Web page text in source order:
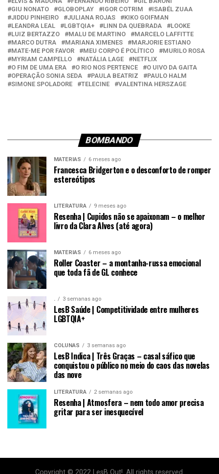
GIU NONATO
GLOBOPLAY IGOR COTRIM
ISABÉL ZUAA
JIDDU PINHEIRO
JULIANA ROJAS
KIKO GOIFMAN
LEANDRA LEAL
LGBTQIA+ LINN DA QUEBRADA
LOOKE
LUIZ BERTAZZO
MALU DE MARTINO
MARCELO LAFFITTE
MARCO DUTRA
MARIANA XIMENES
MARJORIE ESTIANO
MATE-ME POR FAVOR
MEU CORPO É POLÍTICO
MURILO ROSA
MYRIAM CAMPELLO
NATÁLIA LAGE
NETFLIX
O FIM DE UMA ERA
O RIO NOS PERTENCE
O UIVO DA GAITA
OPERAÇÃO SONIA SEDA
PAULA BEATRIZ
PAULO HALM
SIMONE SPOLADORE
TELECINE VALENTINA HERSZAGE
BOMBANDO
MATÉRIAS 6 meses ago
Francesca Bridgerton e o desconforto de romper
estereótipos
LITERATURA 9 meses ago
Resenha | Cupidos não se apaixonam – o melhor
livro da Clara Alves (até agora)
MATÉRIAS 6 meses ago
Roller Coaster – a montanha-russa emocional
que toda fã de GL conhece
. 3 semanas ago
LesB Saúde | Competitividade entre mulheres
LGBTQIA+
COLUNAS 3 semanas ago
LesB Indica | Três Graças – casal sáfico que
conquistou o público no meio do caos das novelas
das nove
LITERATURA 2 semanas ago
Resenha | Atmosfera – nem todo amor precisa
gritar para ser inesquecível
Copyright © 2022 LesB Out!. All rights reserved.